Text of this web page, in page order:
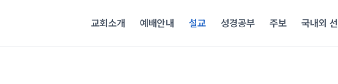
교회소개 예배안내 설교 성경공부 주보 국내외